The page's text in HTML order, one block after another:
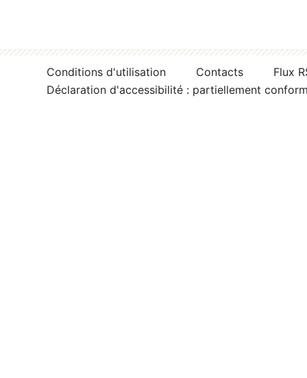
Conditions d'utilisation Contacts
Flux
Déclaration d'accessibilité : partiellement